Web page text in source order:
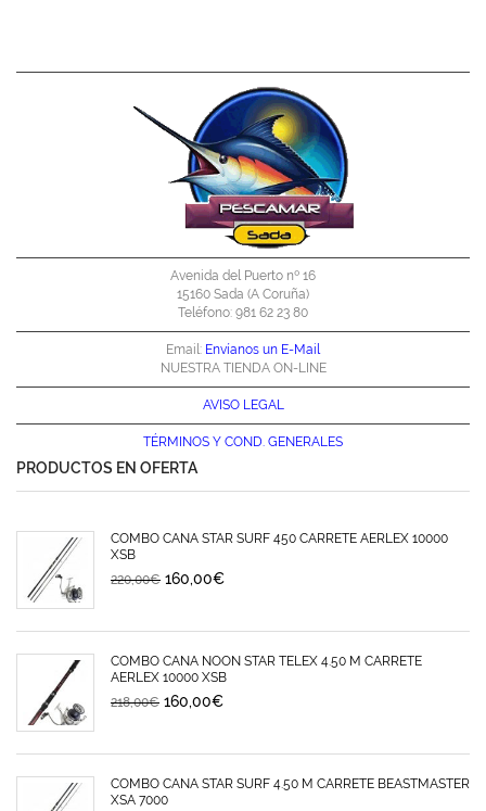
Avenida del Puerto nº 16
15160 Sada (A Coruña)
Teléfono: 981 62 23 80
Email: Envíanos un E-Mail
NUESTRA TIENDA ON-LINE
AVISO LEGAL
TÉRMINOS Y COND. GENERALES
PRODUCTOS EN OFERTA
COMBO CAÑA STAR SURF 450 CARRETE AERLEX 10000
XSB
220,00€ 160,00€
COMBO CAÑA NOON STAR TELEX 4.50 M CARRETE
AERLEX 10000 XSB
218,00€ 160,00€
COMBO CAÑA STAR SURF 4.50 M CARRETE BEASTMASTER
XSA 7000